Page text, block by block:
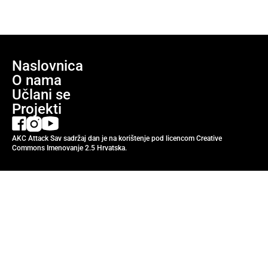
Naslovnica
O nama
Učlani se
Projekti
AKC Attack Sav sadržaj dan je na korištenje pod licencom Creative
Commons Imenovanje 2.5 Hrvatska.